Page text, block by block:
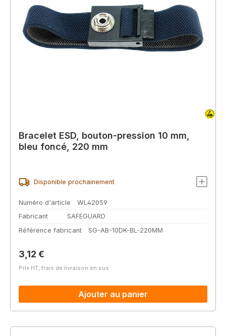
Bracelet ESD, bouton-pression 10 mm,
bleu foncé, 220 mm
Disponible prochainement
Numéro d'article
WL42059
Fabricant
SAFEGUARD
Référence fabricant
SG-AB-10DK-BL-220MM
Prix régulier :
3,12 €
Prix HT, frais de livraison en sus
Ajouter au panier